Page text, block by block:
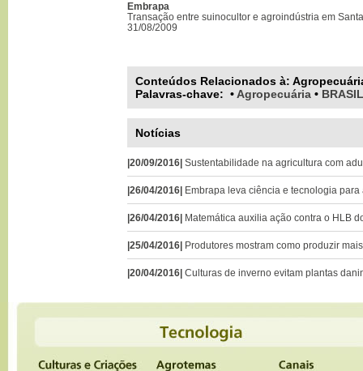
Embrapa
Transação entre suinocultor e agroindústria em
31/08/2009
Conteúdos Relacionados à:
Palavras-chave: • Agropecuária • BRASIL
Notícias
|20/09/2016| Sustentabilidade na agricultura com
|26/04/2016| Embrapa leva ciência e tecnologia
|26/04/2016| Matemática auxilia ação contra o HLB
|25/04/2016| Produtores mostram como produzir
|20/04/2016| Culturas de inverno evitam plantas